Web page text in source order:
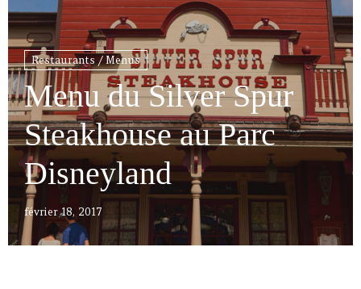
Restaurants / Menus
Menu du Silver Spur
Steakhouse au Parc
Disneyland
février 18, 2017